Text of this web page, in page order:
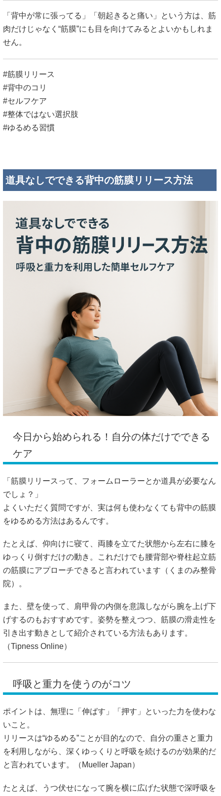
「背中が常に張ってる」「朝起きると痛い」という方は、筋
肉だけじゃなく“筋膜”にも目を向けてみるとよいかもしれま
せん。
#筋膜リリース
#背中のコリ
#セルフケア
#整体ではない選択肢
#ゆるめる習慣
道具なしでできる背中の筋膜リリース方法
今日から始められる！自分の体だけでできる
ケア
「筋膜リリースって、フォームローラーとか道具が必要なん
でしょ？」
よくいただく質問ですが、実は何も使わなくても背中の筋膜
をゆるめる方法はあるんです。
たとえば、仰向けに寝て、両膝を立てた状態から左右に膝を
ゆっくり倒すだけの動き。これだけでも腰背部や脊柱起立筋
の筋膜にアプローチできると言われています（ くまのみ整骨
院）。
また、壁を使って、肩甲骨の内側を意識しながら腕を上げ下
げするのもおすすめです。姿勢を整えつつ、筋膜の滑走性を
引き出す動きとして紹介されている方法もあります。
（Tipness Online）
呼吸と重力を使うのがコツ
ポイントは、無理に「伸ばす」「押す」といった力を使わな
いこと。
リリースは“ゆるめる”ことが目的なので、自分の重さと重力
を利用しながら、深くゆっくりと呼吸を続けるのが効果的だ
と言われています。（ Mueller Japan）
たとえば、うつ伏せになって腕を横に広げた状態で深呼吸を